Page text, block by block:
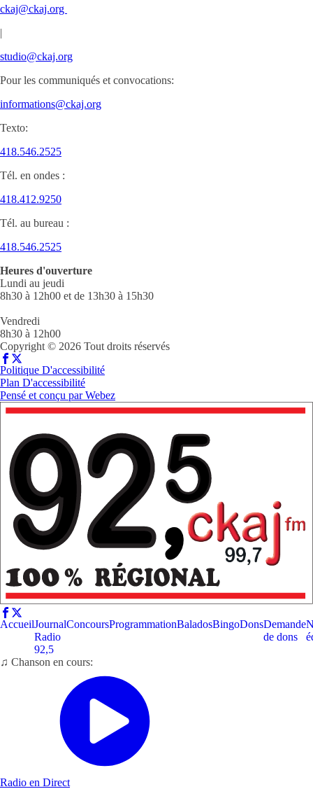
ckaj@ckaj.org
|
studio@ckaj.org
Pour les communiqués et convocations:
informations@ckaj.org
Texto:
418.546.2525
Tél. en ondes :
418.412.9250
Tél. au bureau :
418.546.2525
Heures d'ouverture
Lundi au jeudi
8h30 à 12h00 et de 13h30 à 15h30
Vendredi
8h30 à 12h00
Copyright © 2026 Tout droits réservés
Politique D'accessibilité
Plan D'accessibilité
Pensé et conçu parWebez
AccueilJournal
Radio
92,5
ConcoursProgrammationBaladosBingoDonsDemande
de dons
♫ Chanson en cours:
Radio en Direct